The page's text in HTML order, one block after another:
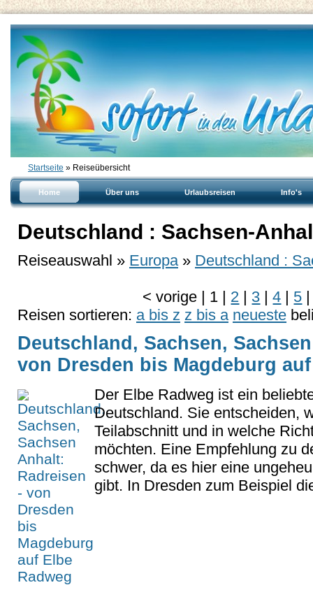
Startseite » Reiseübersicht
Home Über uns Urlaubsreisen Info's
Deutschland : Sachsen-
Reiseauswahl » Europa » Deutschland :
<vorige | 1 | 2 | 3 | 4 | 5 |
Reisen sortieren: a bis z z bis a neueste
Deutschland, Sachsen,
von Dresden bis Magdeburg
Der Elbe Radweg ist ein
Deutschland. Sie entscheiden,
Teilabschnitt und in welche
möchten. Eine Empfehlung zu
schwer, da es hier eine
gibt. In Dresden zum Beispiel